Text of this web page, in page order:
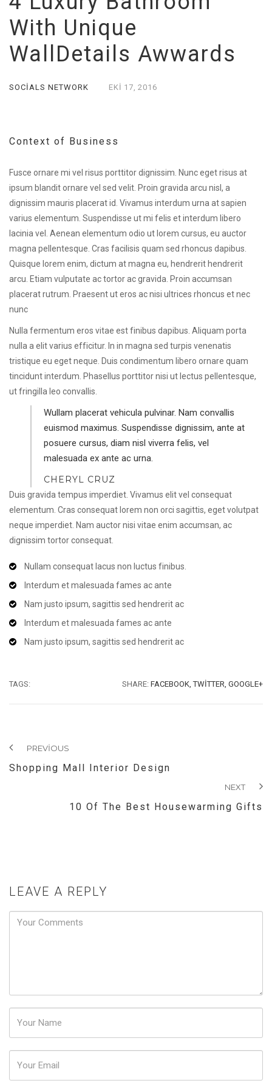
With Unique
WallDetails Awwards
SOCIALS NETWORK EKI 17, 2016
Context of Business
Fusce ornare mi vel risus porttitor dignissim. Nunc eget risus at
ipsum blandit ornare vel sed velit. Proin gravida arcu nisl, a
dignissim mauris placerat id. Vivamus interdum urna at sapien
varius elementum. Suspendisse ut mi felis et interdum libero
lacinia vel. Aenean elementum odio ut lorem cursus, eu auctor
magna pellentesque. Cras facilisis quam sed rhoncus dapibus.
Quisque lorem enim, dictum at magna eu, hendrerit hendrerit
arcu. Etiam vulputate ac tortor ac gravida. Proin accumsan
placerat rutrum. Praesent ut eros ac nisi ultrices rhoncus et nec
nunc
Nulla fermentum eros vitae est finibus dapibus. Aliquam porta
nulla a elit varius efficitur. In in magna sed turpis venenatis
tristique eu eget neque. Duis condimentum libero ornare quam
tincidunt interdum. Phasellus porttitor nisi ut lectus pellentesque,
ut fringilla leo convallis.
Wullam placerat vehicula pulvinar. Nam convallis
euismod maximus. Suspendisse dignissim, ante at
posuere cursus, diam nisl viverra felis, vel
malesuada ex ante ac urna.
CHERYL CRUZ
Duis gravida tempus imperdiet. Vivamus elit vel consequat
elementum. Cras consequat lorem non orci sagittis, eget volutpat
neque imperdiet. Nam auctor nisi vitae enim accumsan, ac
dignissim tortor consequat.
Nullam consequat lacus non luctus finibus.
Interdum et malesuada fames ac ante
Nam justo ipsum, sagittis sed hendrerit ac
Interdum et malesuada fames ac ante
Nam justo ipsum, sagittis sed hendrerit ac
TAGS: SHARE: FACEBOOK, TWITTER, GOOGLE+
PREVIOUS
Shopping Mall Interior Design
NEXT
10 Of The Best Housewarming Gifts
LEAVE A REPLY